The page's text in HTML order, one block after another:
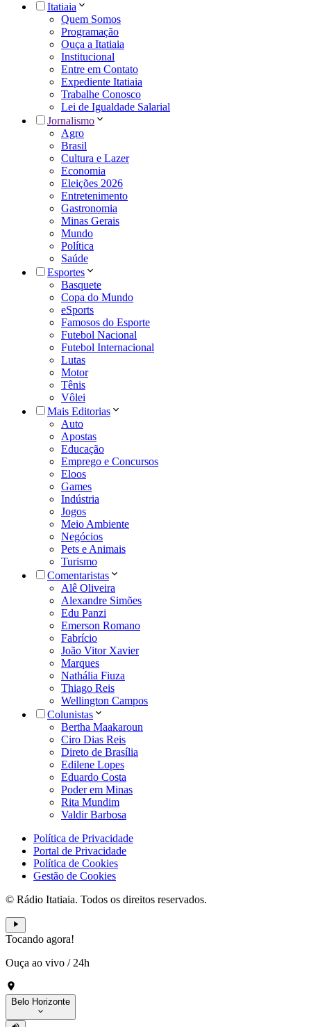
Itatiaia
Quem Somos
Programação
Ouça a Itatiaia
Institucional
Entre em Contato
Expediente Itatiaia
Trabalhe Conosco
Lei de Igualdade Salarial
Jornalismo
Agro
Brasil
Cultura e Lazer
Economia
Eleições 2026
Entretenimento
Gastronomia
Minas Gerais
Mundo
Política
Saúde
Esportes
Basquete
Copa do Mundo
eSports
Famosos do Esporte
Futebol Nacional
Futebol Internacional
Lutas
Motor
Tênis
Vôlei
Mais Editorias
Auto
Apostas
Educação
Emprego e Concursos
Eloos
Games
Indústria
Jogos
Meio Ambiente
Negócios
Pets e Animais
Turismo
Comentaristas
Alê Oliveira
Alexandre Simões
Edu Panzi
Emerson Romano
Fabrício
João Vitor Xavier
Marques
Nathália Fiuza
Thiago Reis
Wellington Campos
Colunistas
Bertha Maakaroun
Ciro Dias Reis
Direto de Brasília
Edilene Lopes
Eduardo Costa
Poder em Minas
Rita Mundim
Valdir Barbosa
Política de Privacidade
Portal de Privacidade
Política de Cookies
Gestão de Cookies
© Rádio Itatiaia. Todos os direitos reservados.
Tocando agora!
Ouça ao vivo / 24h
Belo Horizonte